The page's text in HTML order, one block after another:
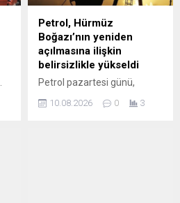
Petrol, Hürmüz
Boğazı’nın yeniden
açılmasına ilişkin
belirsizlikle yükseldi
Petrol pazartesi günü,
vadede yeniden açılacağına
10.08.2026 0 3